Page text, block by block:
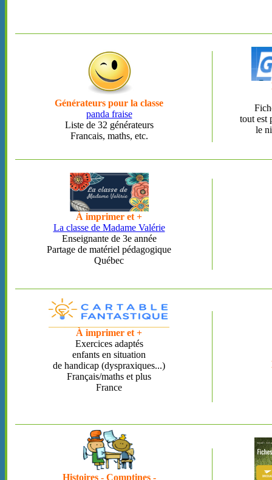
Générateurs pour la classe
panda fraise
Liste de 32 générateurs
Francais, maths, etc.
tout est
le
À imprimer et +
La classe de Madame Valérie
Enseignante de 3e année
Partage de matériel pédagogique
Québec
À imprimer et +
Exercices adaptés
enfants en situation
de handicap (dyspraxiques...)
Français/maths et plus
France
Histoires - Comptines -